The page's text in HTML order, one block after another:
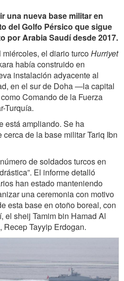
una nueva base militar en
del Golfo Pérsico que sigue
por Arabia Saudí desde 2017.
el diario turcoHurriyet
había construido en
instalación adyacente al
en el sur de Doha —la capital
Comando de la Fuerza
Turquía.
está ampliando. Se ha
de la base militar Tariq Ibn
de soldados turcos en
El informe detalló
han estado manteniendo
una ceremonia con motivo
esta base en otoño boreal, con
el sheij Tamim bin Hamad Al
Tayyip Erdogan.